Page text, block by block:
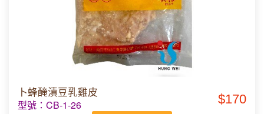
卜蜂醃漬豆乳雞皮
型號：CB-1-26 $170